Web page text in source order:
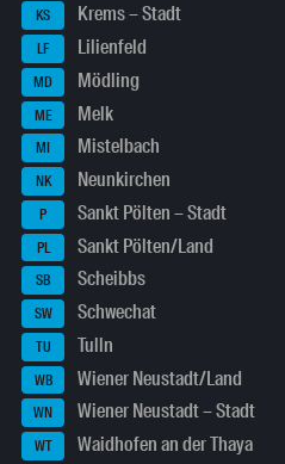
KS Krems – Stadt
LF Lilienfeld
MD Mödling
ME Melk
MI Mistelbach
NK Neunkirchen
P Sankt Pölten – Stadt
PL Sankt Pölten/Land
SB Scheibbs
SW Schwechat
TU Tulln
WB Wiener Neustadt/Land
WN Wiener Neustadt – Stadt
WT Waidhofen an der Thaya